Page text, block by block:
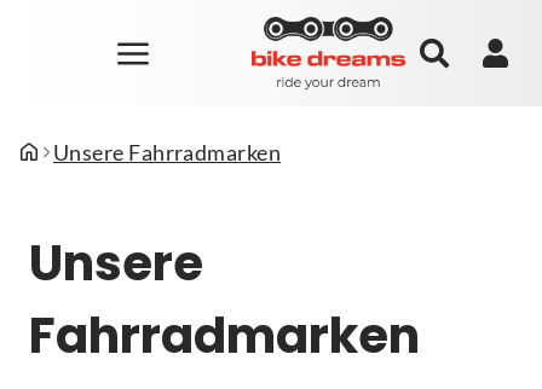
Unsere Fahrradmarken
Unsere
Fahrradmarken